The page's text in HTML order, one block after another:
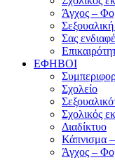
Άγχος –
Σας
ΕΦΗΒΟΙ
Σχολείο
Σχολικός
Διαδίκτυο
Κάπνισμα
Άγχος –